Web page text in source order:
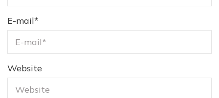
E-mail*
Website